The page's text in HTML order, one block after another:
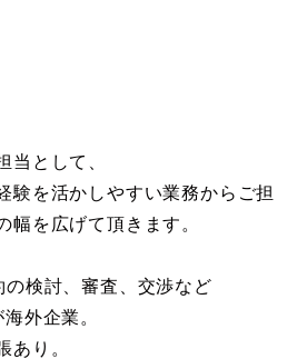
当として、
験を活かしやすい業務からご担
幅を広げて頂きます。
検討、審査、交渉など
外企業。
あり。